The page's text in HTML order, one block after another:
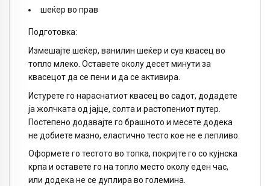
шеќер во прав
Подготовка:
Измешајте шеќер, ванилин шеќер и сув квасец во
топло млеко. Оставете околу десет минути за
квасецот да се пени и да се активира.
Истурете го нараснатиот квасец во садот, додадете
ја жолчката од јајце, солта и растопениот путер.
Постепено додавајте го брашното и месете додека
не добиете мазно, еластично тесто кое не е лепливо.
Оформете го тестото во топка, покријте го со кујнска
крпа и оставете го на топло место околу еден час,
или додека не се дуплира во големина.